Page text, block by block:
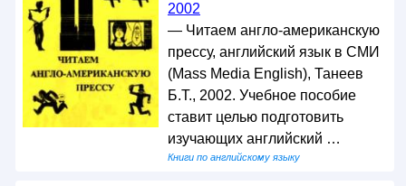
2002
— Читаем англо-американскую
прессу, английский язык в СМИ
(Mass Media English), Танеев
Б.Т., 2002. Учебное пособие
ставит целью подготовить
изучающих английский …
Книги по английскому языку